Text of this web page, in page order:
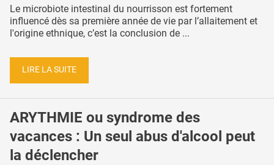
Le microbiote intestinal du nourrisson est fortement
influencé dès sa première année de vie par l’allaitement et
l'origine ethnique, c’est la conclusion de ...
LIRE LA SUITE
ARYTHMIE ou syndrome des
vacances : Un seul abus d'alcool peut
la déclencher